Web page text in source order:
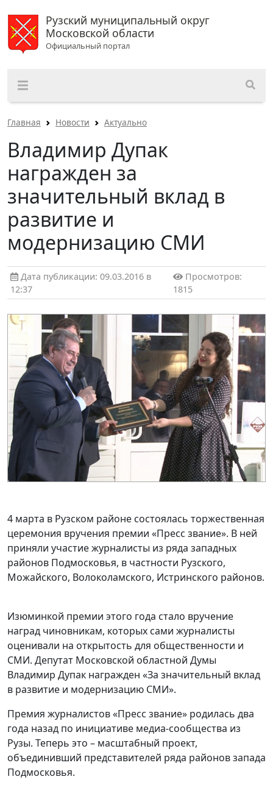
Рузский муниципальный округ
Московской области
Официальный портал
Главная Новости Актуально
Владимир Дупак
награжден за
значительный вклад в
развитие и
модернизацию СМИ
Дата публикации: 09.03.2016 в
12:37
Просмотров:
1815
4 марта в Рузском районе состоялась торжественная
церемония вручения премии «Пресс звание». В ней
приняли участие журналисты из ряда западных
районов Подмосковья, в частности Рузского,
Можайского, Волоколамского, Истринского районов.
Изюминкой премии этого года стало вручение
наград чиновникам, которых сами журналисты
оценивали на открытость для общественности и
СМИ. Депутат Московской областной Думы
Владимир Дупак награжден «За значительный вклад
в развитие и модернизацию СМИ».
Премия журналистов «Пресс звание» родилась два
года назад по инициативе медиа-сообщества из
Рузы. Теперь это – масштабный проект,
объединивший представителей ряда районов запада
Подмосковья.